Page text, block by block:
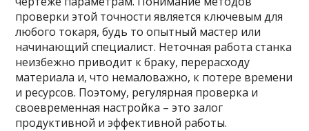
проверки этой точности является ключевым для
любого токаря, будь то опытный мастер или
начинающий специалист. Неточная работа станка
неизбежно приводит к браку, перерасходу
материала и, что немаловажно, к потере времени
и ресурсов. Поэтому, регулярная проверка и
своевременная настройка – это залог
продуктивной и эффективной работы.